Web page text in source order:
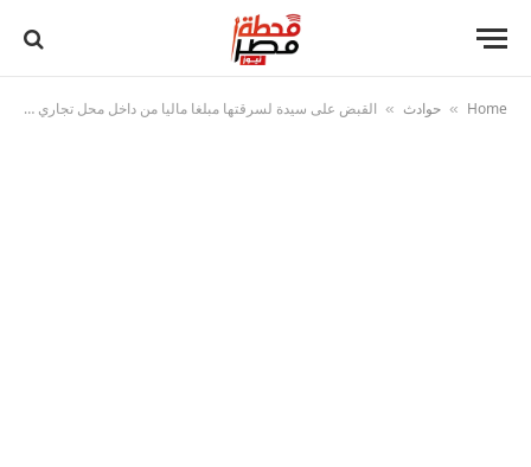
Home
» حوادث » القبض على سيدة لسرقتها مبلغا ماليا من داخل محل تجاري بالشرقية